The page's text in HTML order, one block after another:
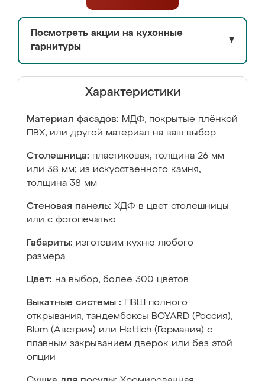
Посмотреть акции на кухонные
гарнитуры
▼
Характеристики
Материал фасадов: МДФ, покрытые плёнкой
ПВХ, или другой материал на ваш выбор
Столешница: пластиковая, толщина 26 мм
или 38 мм; из искусственного камня,
толщина 38 мм
Стеновая панель: ХДФ в цвет столешницы
или с фотопечатью
Габариты: изготовим кухню любого
размера
Цвет: на выбор, более 300 цветов
Выкатные системы :
ПВШ полного
открывания, тандембоксы BOYARD (Россия),
Blum (Австрия) или Hettich (Германия) с
плавным закрыванием дверок или без этой
опции